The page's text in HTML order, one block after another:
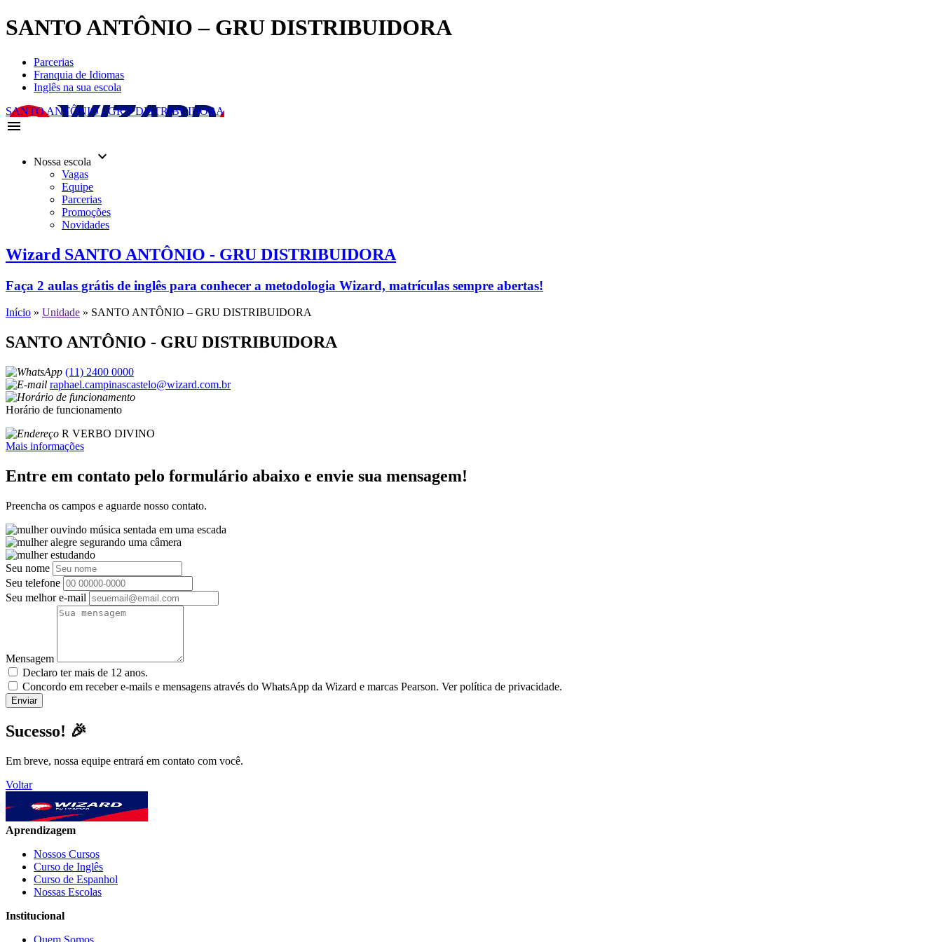
SANTO ANTÔNIO – GRU DISTRIBUIDORA
Parcerias
Franquia de Idiomas
Inglês na sua escola
SANTO ANTÔNIO - GRU DISTRIBUIDORA
menu
Nossa escola keyboard_arrow_down
Vagas
Equipe
Parcerias
Promoções
Novidades
Wizard SANTO ANTÔNIO - GRU DISTRIBUIDORA
Faça 2 aulas grátis de inglês para conhecer a metodologia Wizard, matrículas sempre abertas!
Início » Unidade » SANTO ANTÔNIO – GRU DISTRIBUIDORA
SANTO ANTÔNIO - GRU DISTRIBUIDORA
(11) 2400 0000
raphael.campinascastelo@wizard.com.br
Horário de funcionamento
R VERBO DIVINO
Mais informações
Entre em contato pelo formulário abaixo e envie sua mensagem!
Preencha os campos e aguarde nosso contato.
Seu nome
Seu telefone
Seu melhor e-mail
Mensagem
Declaro ter mais de 12 anos.
Concordo em receber e-mails e mensagens através do WhatsApp da Wizard e marcas Pearson. Ver política de privacidade.
Sucesso! 🎉
Em breve, nossa equipe entrará em contato com você.
Voltar
Aprendizagem
Nossos Cursos
Curso de Inglês
Curso de Espanhol
Nossas Escolas
Institucional
Quem Somos